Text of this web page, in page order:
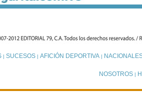
| SUCESOS| AFICIÓN DEPORTIVA|
NOSOTROS |